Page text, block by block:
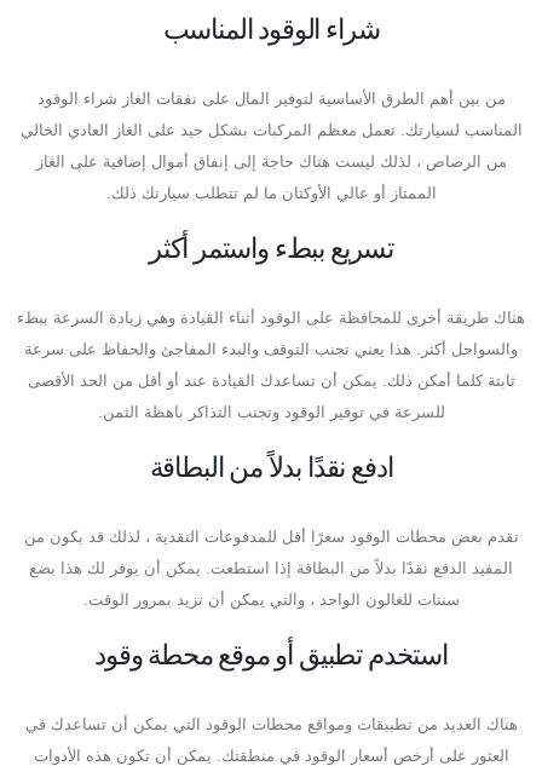
شراء الوقود المناسب
من بين أهم الطرق الأساسية لتوفير المال على نفقات الغاز شراء الوقود
المناسب لسيارتك. تعمل معظم المركبات بشكل جيد على الغاز العادي الخالي
من الرصاص ، لذلك ليست هناك حاجة إلى إنفاق أموال إضافية على الغاز
الممتاز أو عالي الأوكتان ما لم تتطلب سيارتك ذلك.
تسريع ببطء واستمر أكثر
هناك طريقة أخرى للمحافظة على الوقود أثناء القيادة وهي زيادة السرعة ببطء
والسواحل أكثر. هذا يعني تجنب التوقف والبدء المفاجئ والحفاظ على سرعة
ثابتة كلما أمكن ذلك. يمكن أن تساعدك القيادة عند أو أقل من الحد الأقصى
للسرعة في توفير الوقود وتجنب التذاكر باهظة الثمن.
ادفع نقدًا بدلاً من البطاقة
تقدم بعض محطات الوقود سعرًا أقل للمدفوعات النقدية ، لذلك قد يكون من
المفيد الدفع نقدًا بدلاً من البطاقة إذا استطعت. يمكن أن يوفر لك هذا بضع
سنتات للغالون الواحد ، والتي يمكن أن تزيد بمرور الوقت.
استخدم تطبيق أو موقع محطة وقود
هناك العديد من تطبيقات ومواقع محطات الوقود التي يمكن أن تساعدك في
العثور على أرخص أسعار الوقود في منطقتك. يمكن أن تكون هذه الأدوات